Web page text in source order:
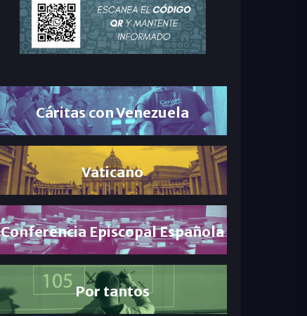
Cáritas con Venezuela
Vaticano
Conferencia Episcopal Española
Por tantos